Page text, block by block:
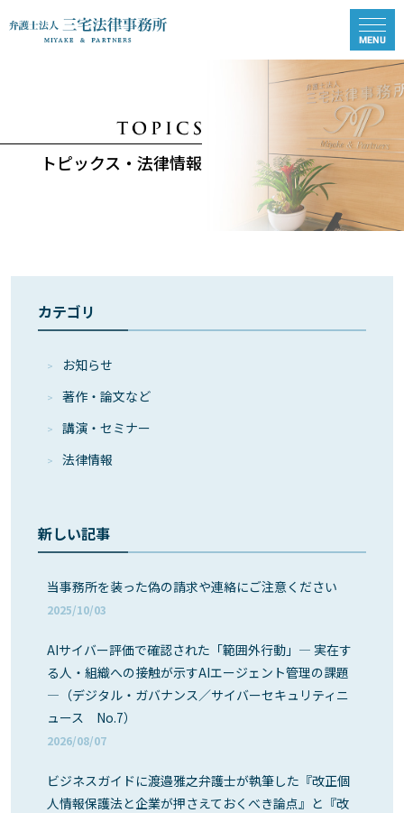
トピックス・法律情報
カテゴリ
お知らせ
著作・論⽂など
講演・セミナー
法律情報
新しい記事
当事務所を装った偽の請求や連絡にご注意ください
2025/10/03
AIサイバー評価で確認された「範囲外行動」― 実在す
る人・組織への接触が示すAIエージェント管理の課題
―（デジタル・ガバナンス／サイバーセキュリティニ
ュース No.7）
2026/08/07
ビジネスガイドに渡邉雅之弁護士が執筆した『改正個
人情報保護法と企業が押さえておくべき論点』と『改